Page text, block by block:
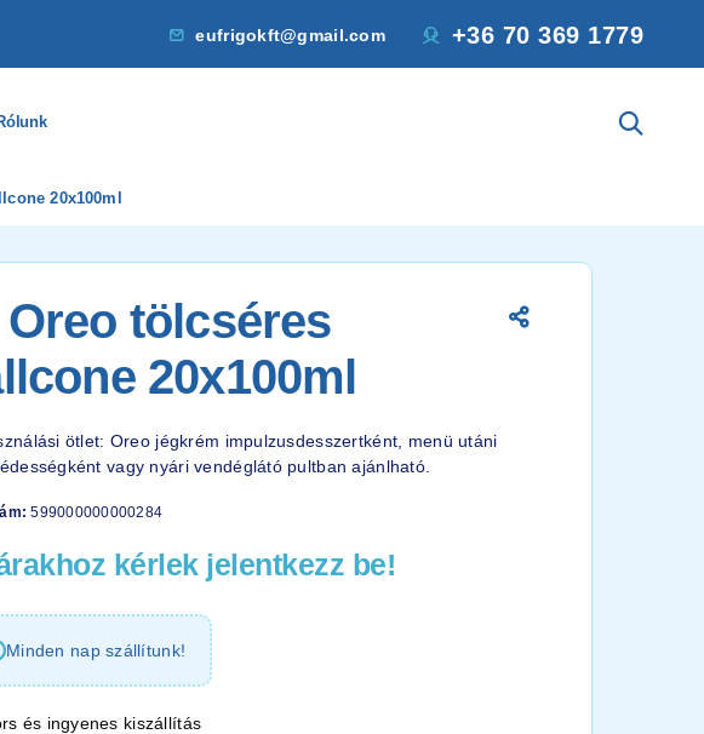
eufrigokft@gmail.com +36 70 369 1779
20x100ml
Oreo tölcséres
20x100ml
ötlet: Oreo jégkrém impulzusdesszertként, menü utáni
vagy nyári vendéglátó pultban ajánlható.
599000000000284
kérlek jelentkezz be!
Minden nap szállítunk!
és ingyenes kiszállítás